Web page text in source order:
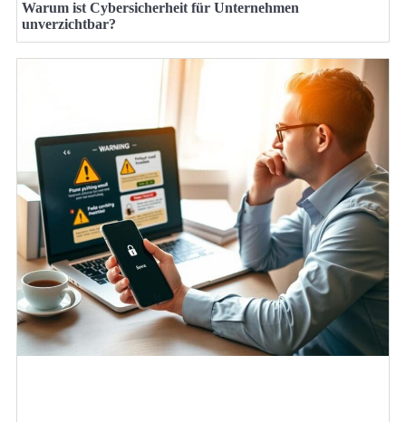
Warum ist Cybersicherheit für Unternehmen
unverzichtbar?